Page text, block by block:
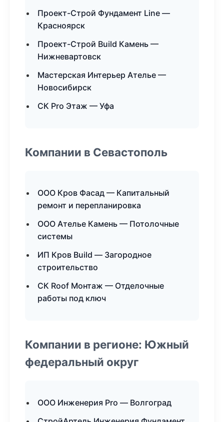
Проект-Строй Фундамент Line —
Красноярск
Проект-Строй Build Камень —
Нижневартовск
Мастерская Интерьер Ателье —
Новосибирск
СК Pro Этаж — Уфа
Компании в Севастополь
ООО Кров Фасад — Капитальный
ремонт и перепланировка
ООО Ателье Камень — Потолочные
системы
ИП Кров Build — Загородное
строительство
СК Roof Монтаж — Отделочные
работы под ключ
Компании в регионе: Южный
федеральный округ
ООО Инженерия Pro — Волгоград